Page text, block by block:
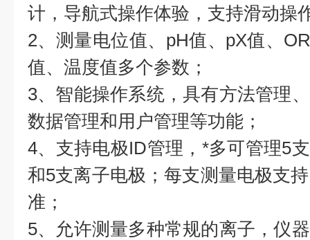
计，导航式操作体验，支持滑动操
2、测量电位值、pH值、pX值、
值、温度值多个参数；
3、智能操作系统，具有方法管理
数据管理和用户管理等功能；
4、支持电极ID管理，*多可管理5
和5支离子电极；每支测量电极支
准；
5、允许测量多种常规的离子，仪